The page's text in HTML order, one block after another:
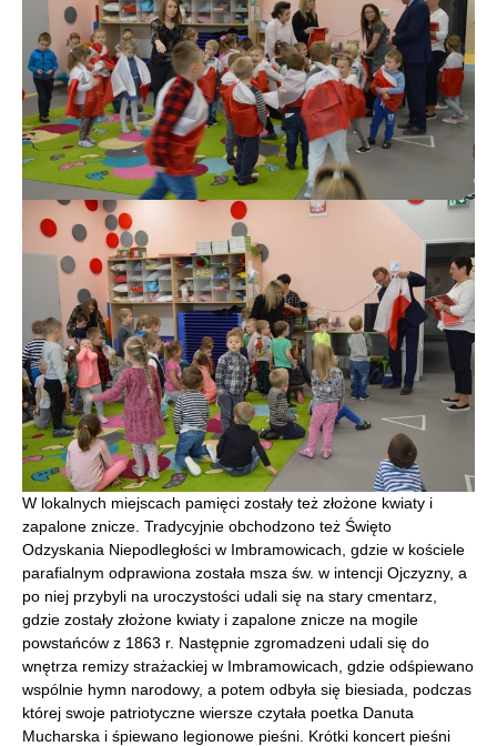
W lokalnych miejscach pamięci zostały też złożone kwiaty i
zapalone znicze. Tradycyjnie obchodzono też Święto
Odzyskania Niepodległości w Imbramowicach, gdzie w kościele
parafialnym odprawiona została msza św. w intencji Ojczyzny, a
po niej przybyli na uroczystości udali się na stary cmentarz,
gdzie zostały złożone kwiaty i zapalone znicze na mogile
powstańców z 1863 r. Następnie zgromadzeni udali się do
wnętrza remizy strażackiej w Imbramowicach, gdzie odśpiewano
wspólnie hymn narodowy, a potem odbyła się biesiada, podczas
której swoje patriotyczne wiersze czytała poetka Danuta
Mucharska i śpiewano legionowe pieśni. Krótki koncert pieśni